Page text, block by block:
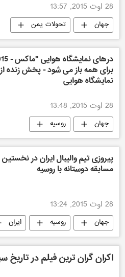
28 اوت 2015, 13:57
جهان تحولات یمن
برای همه باز می شود - پخش زنده از
نمایشگاه هوایی
28 اوت 2015, 13:48
جهان
روسیه
نمایشگاه هوایی "ماکس-٢٠١٥"
پیروزی تیم والیبال ایران در نخستین
مسابقه دوستانه با روسیه
28 اوت 2015, 13:24
جهان روسیه ایران
اکران گران ترین فیلم در تاریخ